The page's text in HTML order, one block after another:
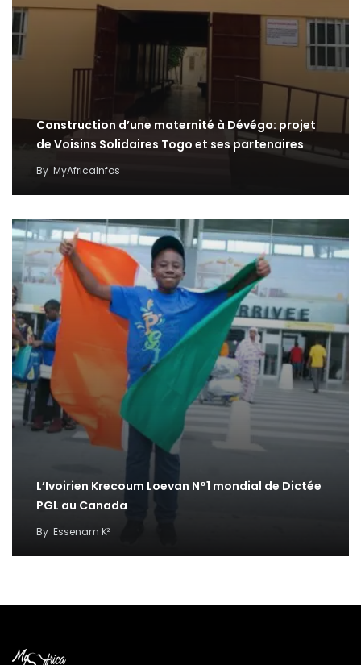
Construction d’une maternité à Dévégo: projet
de Voisins Solidaires Togo et ses partenaires
By MyAfricaInfos
L’Ivoirien Krecoum Loevan N°1 mondial de Dictée
PGL au Canada
By Essenam K²